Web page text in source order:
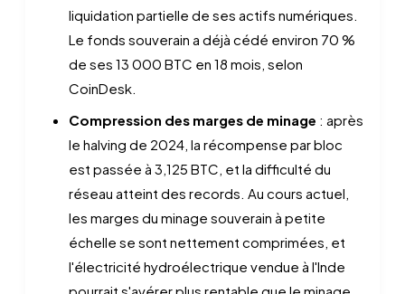
liquidation partielle de ses actifs numériques.
Le fonds souverain a déjà cédé environ 70 %
de ses 13 000 BTC en 18 mois, selon
CoinDesk.
Compression des marges de minage : après
le halving de 2024, la récompense par bloc
est passée à 3,125 BTC, et la difficulté du
réseau atteint des records. Au cours actuel,
les marges du minage souverain à petite
échelle se sont nettement comprimées, et
l'électricité hydroélectrique vendue à l'Inde